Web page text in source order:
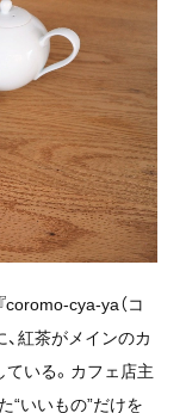
cya-ya（コ
、紅茶がメインのカ
いる。カフェ店主
“いいもの”だけを